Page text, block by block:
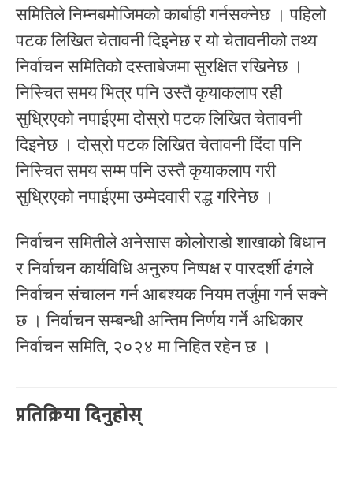
समितिले निम्नबमोजिमको कार्बाही गर्नसक्नेछ । पहिलो
पटक लिखित चेतावनी दिइनेछ र यो चेतावनीको तथ्य
निर्वाचन समितिको दस्ताबेजमा सुरक्षित रखिनेछ ।
निस्चित समय भित्र पनि उस्तै कृयाकलाप रही
सुध्रिएको नपाईएमा दोस्रो पटक लिखित चेतावनी
दिइनेछ । दोस्रो पटक लिखित चेतावनी दिंदा पनि
निस्चित समय सम्म पनि उस्तै कृयाकलाप गरी
सुध्रिएको नपाईएमा उम्मेदवारी रद्ध गरिनेछ ।
निर्वाचन समितीले अनेसास कोलोराडो शाखाको बिधान
र निर्वाचन कार्यविधि अनुरुप निष्पक्ष र पारदर्शी ढंगले
निर्वाचन संचालन गर्न आबश्यक नियम तर्जुमा गर्न सक्ने
छ । निर्वाचन सम्बन्धी अन्तिम निर्णय गर्ने अधिकार
निर्वाचन समिति, २०२४ मा निहित रहेन छ ।
प्रतिक्रिया दिनुहोस्